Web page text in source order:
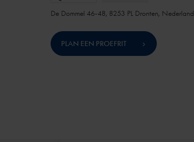
De Dommel 46-48, 8253 PL Dronten, Nederland
PLAN EEN PROEFRIT